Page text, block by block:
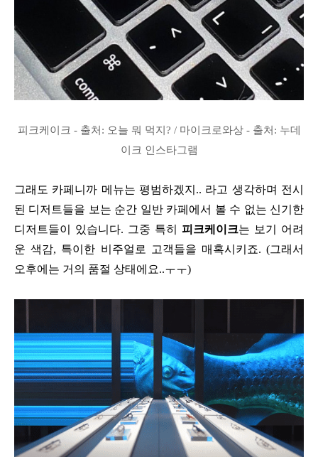
피크케이크 - 출처: 오늘 뭐 먹지? / 마이크로와상 - 출처: 누데
이크 인스타그램
그래도 카페니까 메뉴는 평범하겠지.. 라고 생각하며 전시
된 디저트들을 보는 순간 일반 카페에서 볼 수 없는 신기한
디저트들이 있습니다. 그중 특히 피크케이크는 보기 어려
운 색감, 특이한 비주얼로 고객들을 매혹시키죠. (그래서
오후에는 거의 품절 상태에요..ㅜㅜ)